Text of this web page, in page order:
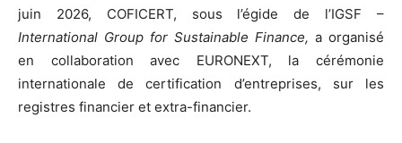
juin 2026, COFICERT, sous l’égide de l’IGSF –
International Group for Sustainable Finance, a organisé
en collaboration avec EURONEXT, la cérémonie
internationale de certification d’entreprises, sur les
registres financier et extra-financier.